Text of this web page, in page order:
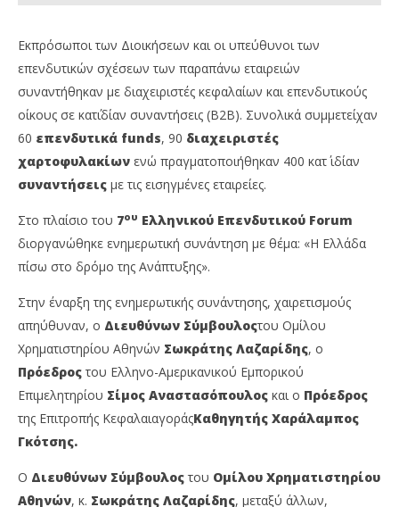
Εκπρόσωποι των Διοικήσεων και οι υπεύθυνοι των
επενδυτικών σχέσεων των παραπάνω εταιρειών
συναντήθηκαν με διαχειριστές κεφαλαίων και επενδυτικούς
οίκους σε κατ΄ιδίαν συναντήσεις (Β2Β). Συνολικά συμμετείχαν
60 επενδυτικά funds, 90 διαχειριστές
χαρτοφυλακίων ενώ πραγματοποιήθηκαν 400 κατ΄ ιδίαν
συναντήσεις με τις εισηγμένες εταιρείες.
Στο πλαίσιο του 7ου Ελληνικού Επενδυτικού Forum
διοργανώθηκε ενημερωτική συνάντηση με θέμα: «Η Ελλάδα
πίσω στο δρόμο της Ανάπτυξης».
Στην έναρξη της ενημερωτικής συνάντησης, χαιρετισμούς
απηύθυναν, ο Διευθύνων Σύμβουλοςτου Ομίλου
Χρηματιστηρίου Αθηνών Σωκράτης Λαζαρίδης, ο
Πρόεδρος του Ελληνο-Αμερικανικού Εμπορικού
Επιμελητηρίου Σίμος Αναστασόπουλος και ο Πρόεδρος
της Επιτροπής ΚεφαλαιαγοράςΚαθηγητής Χαράλαμπος
Γκότσης.
Ο Διευθύνων Σύμβουλος του Ομίλου Χρηματιστηρίου
Αθηνών, κ. Σωκράτης Λαζαρίδης, μεταξύ άλλων,